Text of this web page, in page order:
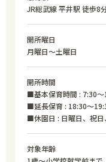
JR総武線 平井駅 徒歩8
開所曜日
月曜日〜土曜日
開所時間
■基本保育時間 : 7:30〜
■延長保育 : 18:30〜
■休園日 : 日曜日、祝日
対象年齢